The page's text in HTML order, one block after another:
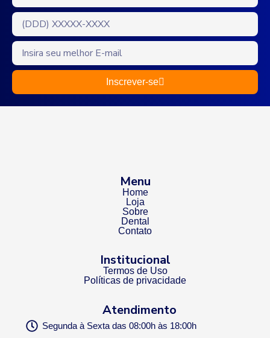
Inscrever-se
Menu
Home
Loja
Sobre
Dental
Contato
Institucional
Termos de Uso
Políticas de privacidade
Atendimento
Segunda à Sexta das 08:00h às 18:00h